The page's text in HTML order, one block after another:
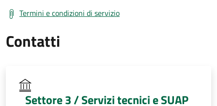
Termini e condizioni di servizio
Contatti
Settore 3 / Servizi tecnici e SUAP